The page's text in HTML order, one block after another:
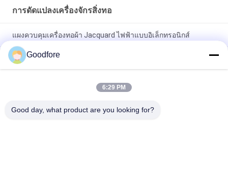
การดัดแปลงเครื่องจักรสิ่งทอ
แผงควบคุมเครื่องทอผ้า Jacquard ไฟฟ้าแบบอิเล็กทรอนิกส์
ชิ้นส่วนเครื่องจักรสิ่งทอ New Chinese Rapier Tape Loom
Accumulator Weft Feeder
ชิ้นส่วนเครื่องจักรสิ่งทอ PB Modification LDEC PLATFORM USE
Goodfore
6:29 PM
Good day, what product are you looking for?